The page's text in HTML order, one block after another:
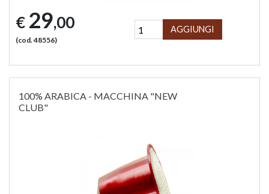
€ 29,00
(cod. 48556)
AGGIUNGI
100% ARABICA - MACCHINA "NEW
CLUB"